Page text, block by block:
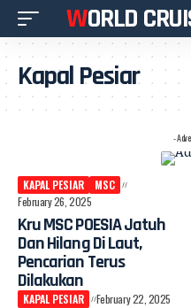
WORLD
Kapal Pesiar
-
KAPAL PESIAR
MSC
February 26, 2025
Kru MSC POESIA Jatuh
Dan Hilang Di Laut,
Pencarian Terus
Dilakukan
KAPAL PESIAR February 22, 2025